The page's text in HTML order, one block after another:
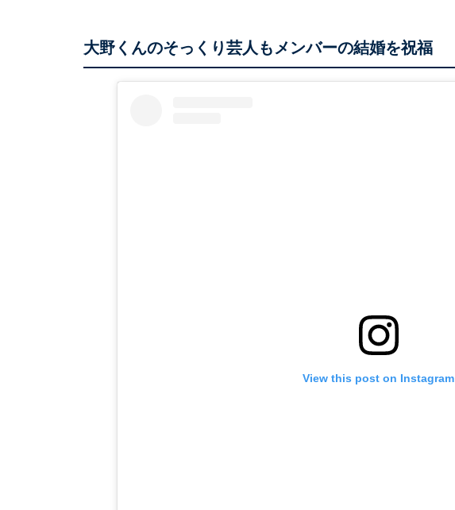
大野くんのそっくり芸人もメンバーの結婚を祝福
View this post on Instagram